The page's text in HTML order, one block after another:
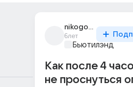
nikogo_nikogda
6лет
Бьютилэнд
Как после 4
не проснуться